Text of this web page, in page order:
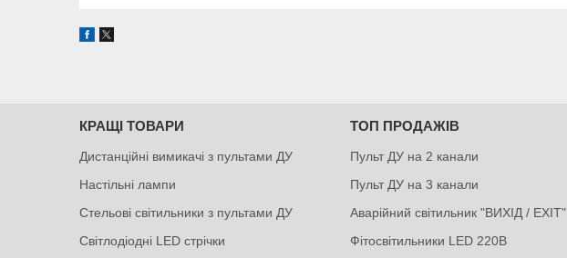
КРАЩІ ТОВАРИ
Дистанційні вимикачі з пультами ДУ
Настільні лампи
Стельові світильники з пультами ДУ
Світлодіодні LED стрічки
ТОП ПРОДАЖІВ
Пульт ДУ на 2 канали
Пульт ДУ на 3 канали
Аварійний світильник "ВИХІД / EXIT"
Фітосвітильники LED 220В